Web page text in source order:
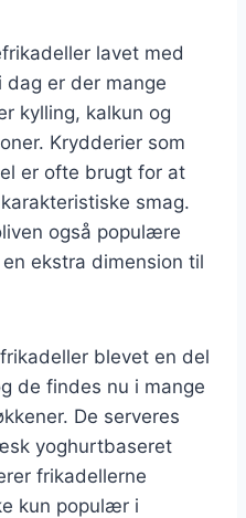
lavet med
dag er der mange
kylling, kalkun og
Krydderier som
er ofte brugt for at
smag.
også populære
ekstra dimension til
blevet en del
de findes nu i mange
De serveres
yoghurtbaseret
frikadellerne
kun populær i